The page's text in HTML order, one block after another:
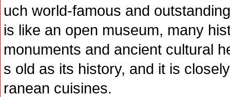
uch world-famous and
is like an open museum, many
monuments and ancient cultural
s old as its history, and it is
ranean cuisines.